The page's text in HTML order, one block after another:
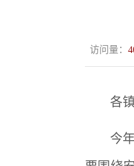
访问量：
各
今